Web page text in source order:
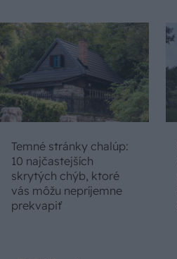
Temné stránky chalúp:
10 najčastejších
skrytých chýb, ktoré
vás môžu nepríjemne
prekvapiť